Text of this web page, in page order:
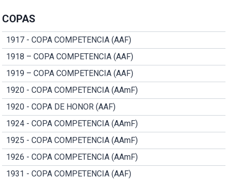
COPAS
1917 - COPA COMPETENCIA (AAF)
1918 – COPA COMPETENCIA (AAF)
1919 – COPA COMPETENCIA (AAF)
1920 - COPA COMPETENCIA (AAmF)
1920 - COPA DE HONOR (AAF)
1924 - COPA COMPETENCIA (AAmF)
1925 - COPA COMPETENCIA (AAmF)
1926 - COPA COMPETENCIA (AAmF)
1931 - COPA COMPETENCIA (AAF)